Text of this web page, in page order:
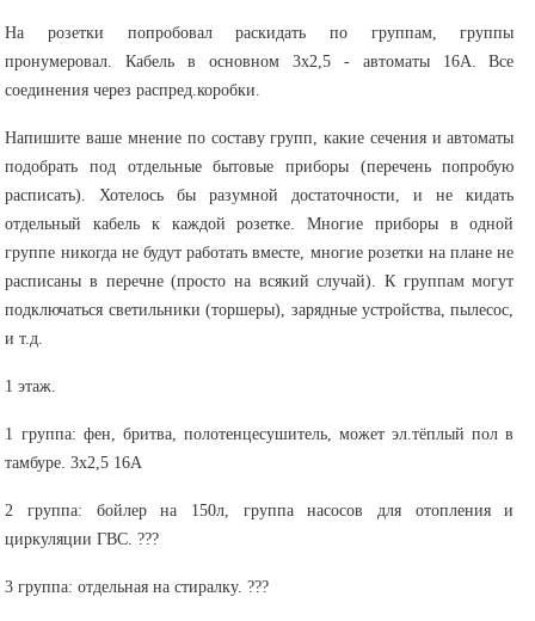
На розетки попробовал раскидать по группам, группы
пронумеровал. Кабель в основном 3х2,5 - автоматы 16А. Все
соединения через распред.коробки.
Напишите ваше мнение по составу групп, какие сечения и автоматы
подобрать под отдельные бытовые приборы (перечень попробую
расписать). Хотелось бы разумной достаточности, и не кидать
отдельный кабель к каждой розетке. Многие приборы в одной
группе никогда не будут работать вместе, многие розетки на плане не
расписаны в перечне (просто на всякий случай). К группам могут
подключаться светильники (торшеры), зарядные устройства, пылесос,
и т.д.
1 этаж.
1 группа: фен, бритва, полотенцесушитель, может эл.тёплый пол в
тамбуре. 3х2,5 16А
2 группа: бойлер на 150л, группа насосов для отопления и
циркуляции ГВС. ???
3 группа: отдельная на стиралку. ???